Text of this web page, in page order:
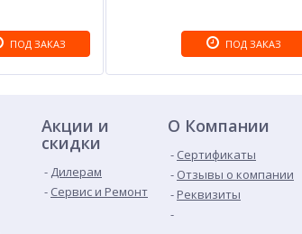
ПОД ЗАКАЗ ПОД ЗАКАЗ
Акции и
скидки
Дилерам
Сервис и Ремонт
О Компании
Сертификаты
Отзывы о компании
Реквизиты